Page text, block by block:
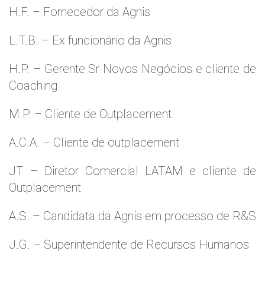
H.F. – Fornecedor da Agnis
L.T.B. – Ex funcionário da Agnis
H.P. – Gerente Sr Novos Negócios e cliente de
Coaching
M.P. – Cliente de Outplacement.
A.C.A. – Cliente de outplacement
JT – Diretor Comercial LATAM e cliente de
Outplacement
A.S. – Candidata da Agnis em processo de R&S
J.G. – Superintendente de Recursos Humanos